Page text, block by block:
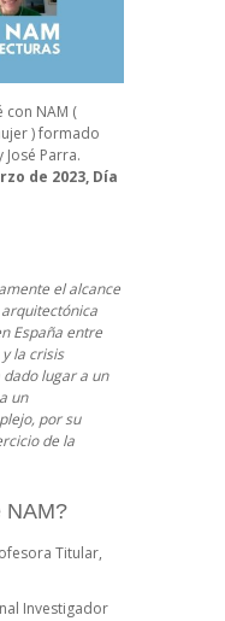
con NAM (
) formado
Parra.
de 2023, Día
el alcance
España entre
la crisis
lugar a un
un
por su
de la
NAM?
Titular,
Investigador